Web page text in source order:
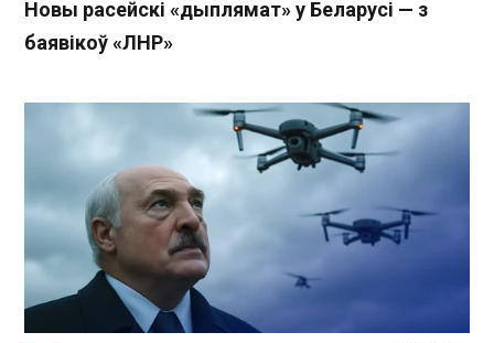
Новы расейскі «дыплямат» у Беларусі — з
баявікоў «ЛНР»